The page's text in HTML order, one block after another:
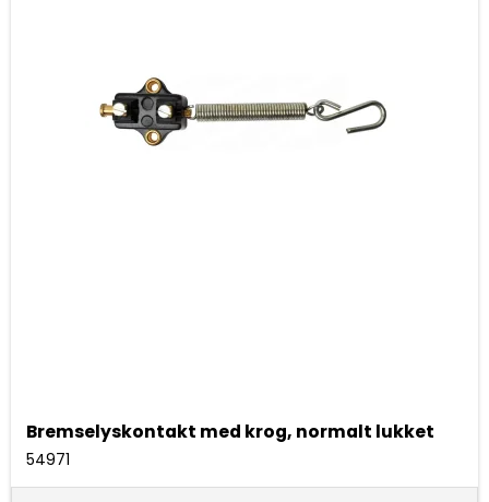
Bremselyskontakt med krog, normalt lukket
54971